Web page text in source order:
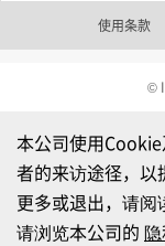
使用条款
©
本公司使用
者的来访途径，以
更多或退出，请阅
请浏览本公司的